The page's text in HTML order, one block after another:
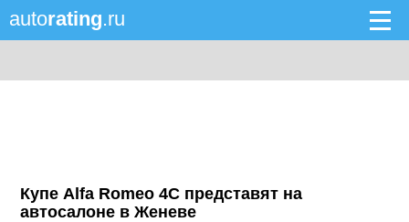
autorating.ru
Купе Alfa Romeo 4C представят на
автосалоне в Женеве